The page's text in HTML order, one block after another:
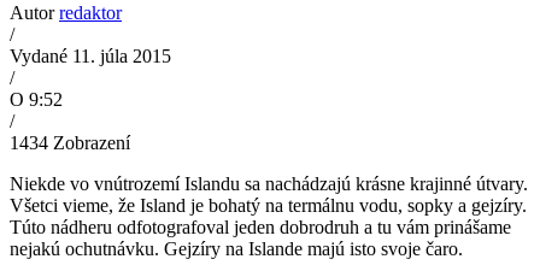
Autorredaktor
/
Vydané 11. júla 2015
/
O 9:52
/
1434 Zobrazení
Niekde vo vnútrozemí Islandu sa nachádzajú krásne krajinné útvary.
Všetci vieme, že Island je bohatý na termálnu vodu, sopky a gejzíry.
Túto nádheru odfotografoval jeden dobrodruh a tu vám prinášame
nejakú ochutnávku. Gejzíry na Islande majú isto svoje čaro.